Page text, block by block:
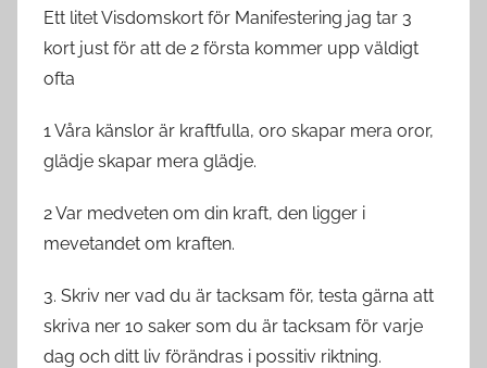
Ett litet Visdomskort för Manifestering jag tar 3
kort just för att de 2 första kommer upp väldigt
ofta
1 Våra känslor är kraftfulla, oro skapar mera oror,
glädje skapar mera glädje.
2 Var medveten om din kraft, den ligger i
mevetandet om kraften.
3. Skriv ner vad du är tacksam för, testa gärna att
skriva ner 10 saker som du är tacksam för varje
dag och ditt liv förändras i possitiv riktning.